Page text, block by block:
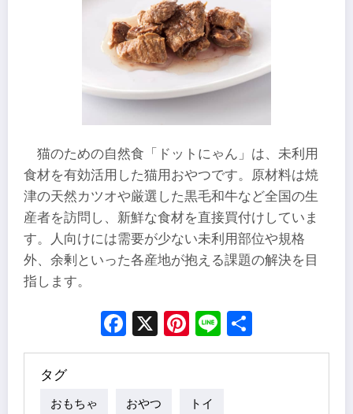
猫のための自然食「ドットにゃん」は、未利用
食材を有効活用した猫用おやつです。原材料は焼
津の天然カツオや厳選した黒毛和牛など全国の生
産者を訪問し、新鮮な食材を直接買付けしていま
す。人向けには需要が少ない未利用部位や規格
外、余剰といった各産地が抱える課題の解決を目
指します。
Facebook
X Pinterest
Line
タグ
おもちゃ おやつ トイ